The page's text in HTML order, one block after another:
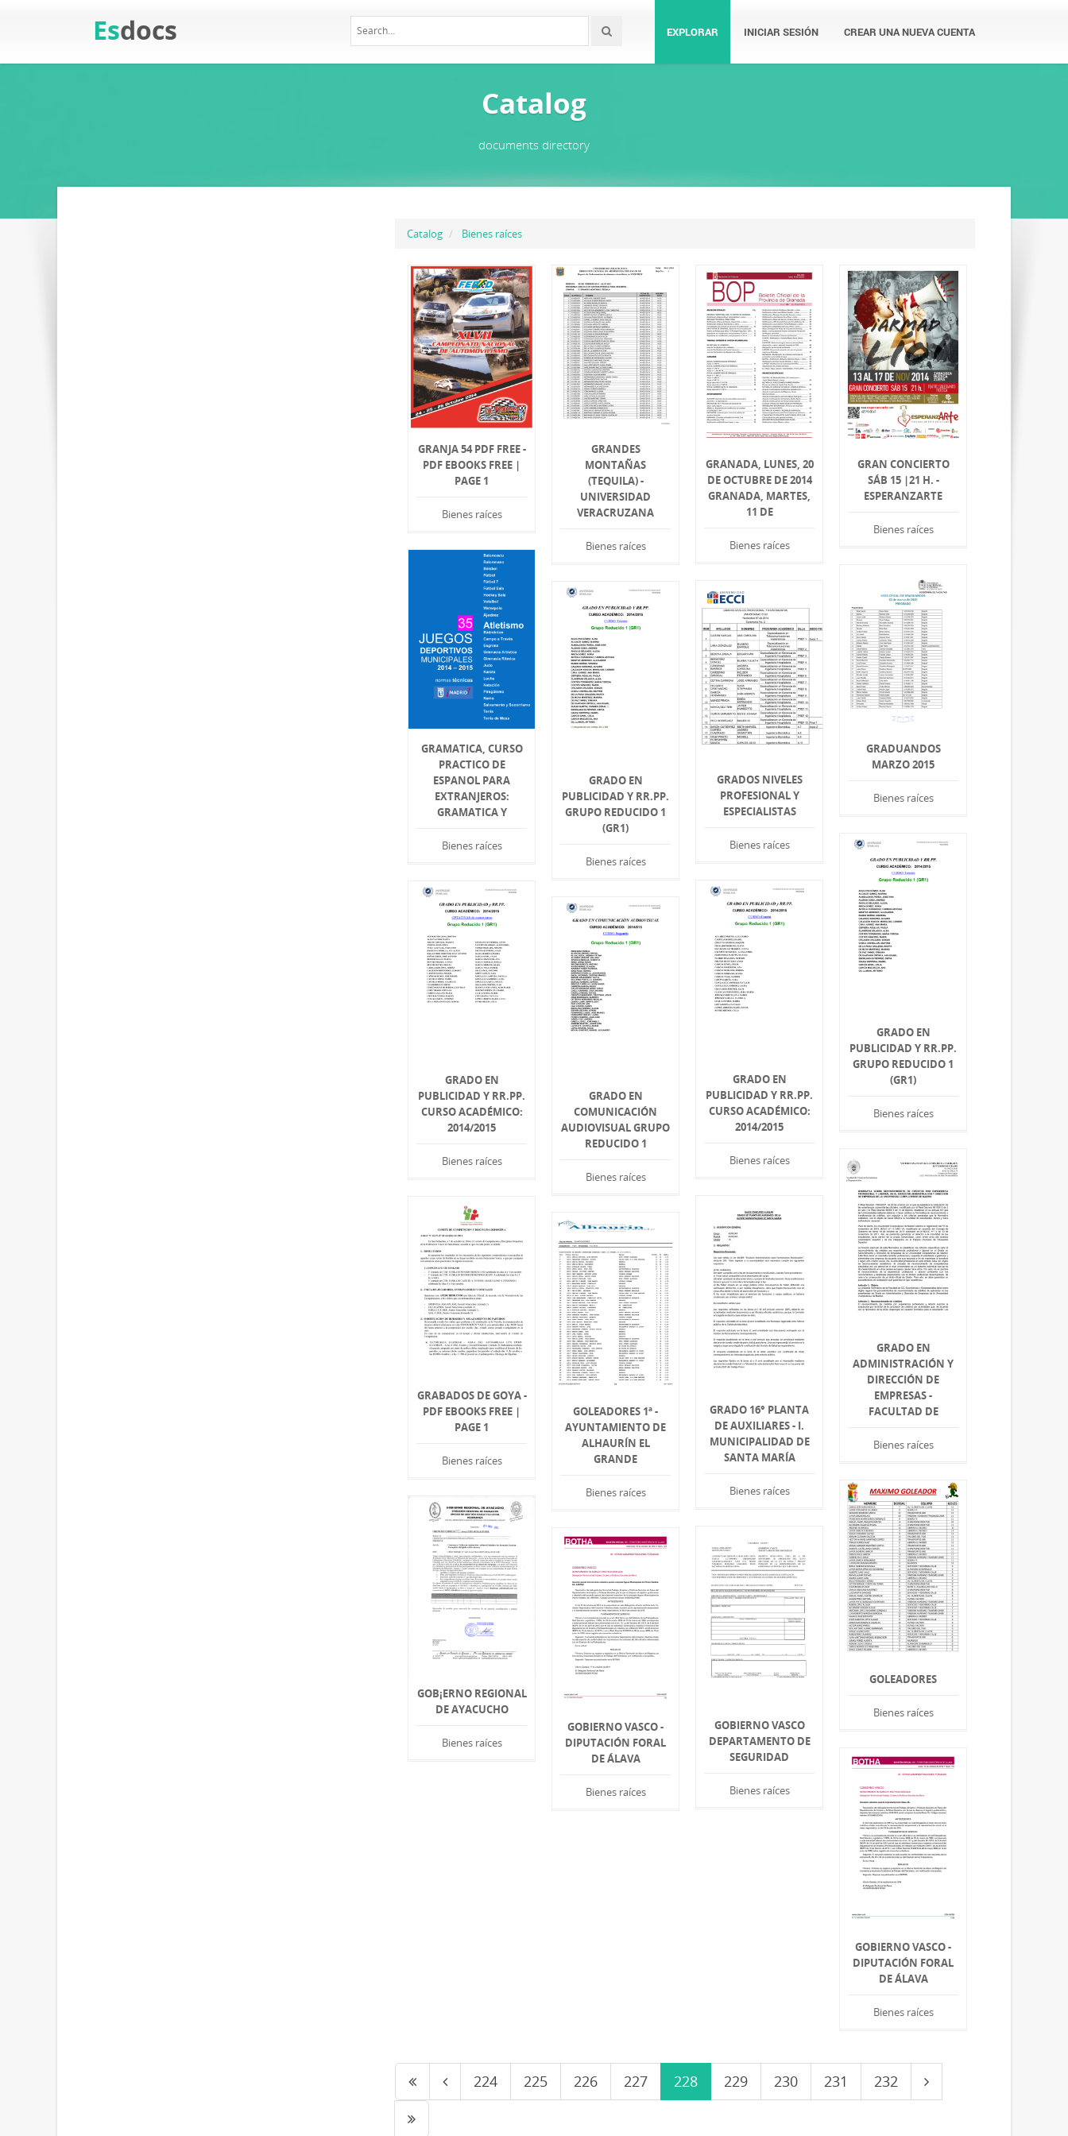
Esdocs EXPLORAR INICIAR SESIÓN CREAR UNA NUEVA CUENTA
Catalog
documents directory
Catalog Bienes raíces
GRANJA 54 PDF FREE -
PDF EBOOKS FREE |
PAGE 1
Bienes raíces
GRANDES
MONTAÑAS
(TEQUILA) -
UNIVERSIDAD
VERACRUZANA
Bienes raíces
GRANADA, LUNES, 20
DE OCTUBRE DE 2014
GRANADA, MARTES,
11 DE
Bienes raíces
GRAN CONCIERTO
SÁB 15 |21 H. -
ESPERANZARTE
Bienes raíces
GRAMATICA, CURSO
PRACTICO DE
ESPANOL PARA
EXTRANJEROS:
GRAMATICA Y
Bienes raíces
GRADUANDOS
MARZO 2015
Bienes raíces
GRADOS NIVELES
PROFESIONAL Y
ESPECIALISTAS
Bienes raíces
GRADO EN
PUBLICIDAD Y RR.PP.
GRUPO REDUCIDO 1
(GR1)
Bienes raíces
GRADO EN
PUBLICIDAD Y RR.PP.
GRUPO REDUCIDO 1
(GR1)
Bienes raíces
GRADO EN
PUBLICIDAD Y RR.PP.
CURSO ACADÉMICO:
2014/2015
Bienes raíces
GRADO EN
PUBLICIDAD Y RR.PP.
CURSO ACADÉMICO:
2014/2015
Bienes raíces
GRADO EN
COMUNICACIÓN
AUDIOVISUAL GRUPO
REDUCIDO 1
Bienes raíces
GRADO EN
ADMINISTRACIÓN Y
DIRECCIÓN DE
EMPRESAS -
FACULTAD DE
Bienes raíces
GRADO 16° PLANTA
DE AUXILIARES - I.
MUNICIPALIDAD DE
SANTA MARÍA
Bienes raíces
GRABADOS DE GOYA -
PDF EBOOKS FREE |
PAGE 1
Bienes raíces
GOLEADORES 1ª -
AYUNTAMIENTO DE
ALHAURÍN EL
GRANDE
Bienes raíces
GOLEADORES
Bienes raíces
GOB¡ERNO REGIONAL
DE AYACUCHO
Bienes raíces
GOBIERNO VASCO
DEPARTAMENTO DE
SEGURIDAD
Bienes raíces
GOBIERNO VASCO -
DIPUTACIÓN FORAL
DE ÁLAVA
Bienes raíces
GOBIERNO VASCO -
DIPUTACIÓN FORAL
DE ÁLAVA
Bienes raíces
224 225 226 227 228 229 230 231 232